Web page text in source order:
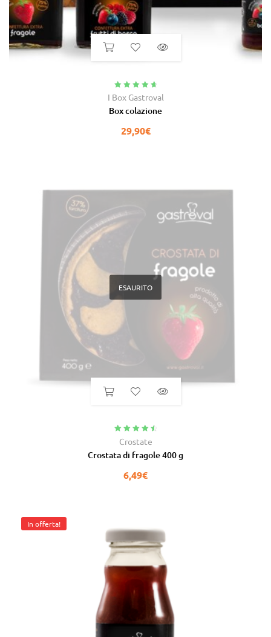
Valutato
4.86
I Box Gastroval
Box colazione
29,90€
ESAURITO
Valutato
4.75
Crostate
Crostata di fragole 400 g
6,49€
In offerta!